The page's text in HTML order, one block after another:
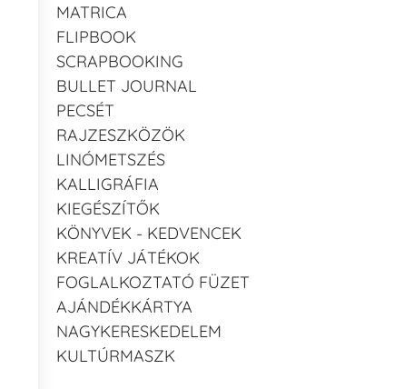
MATRICA
FLIPBOOK
SCRAPBOOKING
BULLET JOURNAL
PECSÉT
RAJZESZKÖZÖK
LINÓMETSZÉS
KALLIGRÁFIA
KIEGÉSZÍTŐK
KÖNYVEK - KEDVENCEK
KREATÍV JÁTÉKOK
FOGLALKOZTATÓ FÜZET
AJÁNDÉKKÁRTYA
NAGYKERESKEDELEM
KULTÚRMASZK